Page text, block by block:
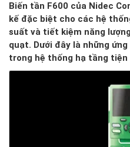
Biến tần F600 của Nidec
kế đặc biệt cho các hệ
suất và tiết kiệm năng
quạt. Dưới đây là những
trong hệ thống hạ tầng